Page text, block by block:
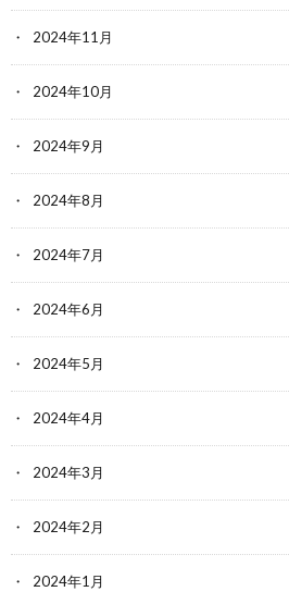
2024年11月
2024年10月
2024年9月
2024年8月
2024年7月
2024年6月
2024年5月
2024年4月
2024年3月
2024年2月
2024年1月